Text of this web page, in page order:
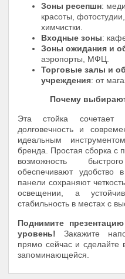
Зоны ресепшн:
красоты,
химчистки.
Входные зоны:
Зоны ожидания и
аэропорты, МФЦ.
Торговые залы и
учреждения: от
Почему
Эта стойка сочетает
долговечность и
идеальным
бренда. Простая сборка с
возможность
обеспечивают удобство
панели сохраняют
освещении, а
стабильность в местах с
Поднимите
уровень! Закажите
прямо сейчас и
запоминающейся.